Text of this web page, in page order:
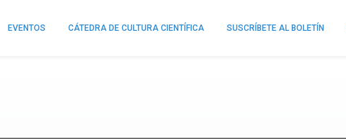
EVENTOS CÁTEDRA DE CULTURA CIENTÍFICA SUSCRÍBETE AL BOLETÍN